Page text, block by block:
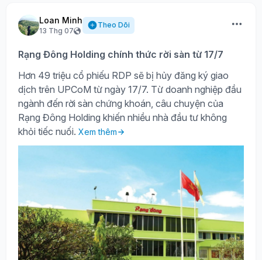
Loan Minh
13 Thg 07
Theo Dõi
Rạng Đông Holding chính thức rời sàn từ 17/7
Hơn 49 triệu cổ phiếu RDP sẽ bị hủy đăng ký giao
dịch trên UPCoM từ ngày 17/7. Từ doanh nghiệp đầu
ngành đến rời sàn chứng khoán, câu chuyện của
Rạng Đông Holding khiến nhiều nhà đầu tư không
khỏi tiếc nuối. Xem thêm